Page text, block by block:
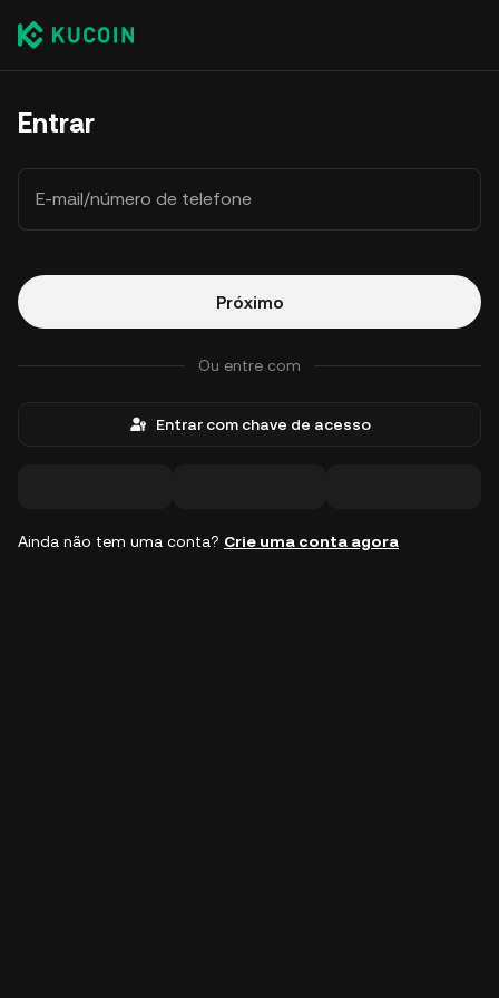
Entrar
E-mail/número de telefone
Próximo
Ou entre com
Entrar com chave de acesso
Ainda não tem uma conta? Crie uma conta agora